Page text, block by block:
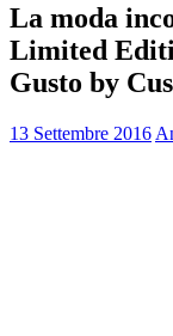
La moda
Limited
Gusto by
13 Settembre 2016